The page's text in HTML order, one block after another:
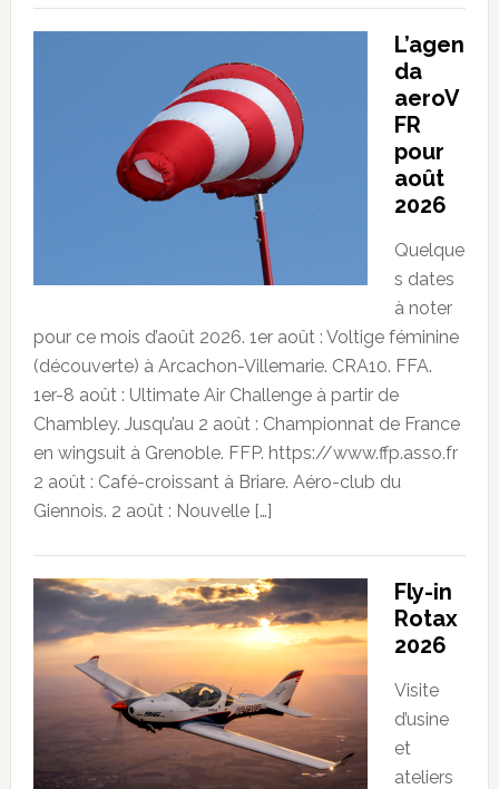
L’agen
da
aeroV
FR
pour
août
2026
Quelque
s dates
à noter
pour ce mois d’août 2026. 1er août : Voltige féminine
(découverte) à Arcachon-Villemarie. CRA10. FFA.
1er-8 août : Ultimate Air Challenge à partir de
Chambley. Jusqu’au 2 août : Championnat de France
en wingsuit à Grenoble. FFP. https://www.ffp.asso.fr
2 août : Café-croissant à Briare. Aéro-club du
Giennois. 2 août : Nouvelle […]
Fly-in
Rotax
2026
Visite
d’usine
et
ateliers